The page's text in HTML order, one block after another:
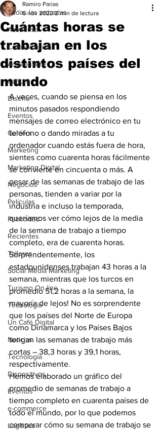
Todas las entradas
Academia
Comunicación
AndeanWire
Cultura
Diseño
Eventos
Gamers
Marketing
Marketing Digital
Negocios
Películas
Publicidad
Recientes
Talleres
Social Media Marketing
Turismo On line
Tecnología
Un Café Digital
Noticias
Tecnología
Dispositivos
Eventos
e-commerce
Logística
Cuántas horas se
trabajan en los
distintos países del
mundo
Ramiro Parias
6 nov 2022 2 min de lectura
A veces, cuando se piensa en los
minutos pasados ​​respondiendo
mensajes de correo electrónico en tu
teléfono o dando miradas a tu
ordenador cuando estás fuera de hora,
sientes como cuarenta horas fácilmente
se convierte en cincuenta o más. A
pesar de las semanas de trabajo de las
personas, tienden a variar por la
industria e incluso la temporada,
queríamos ver cómo lejos de la media
de la semana de trabajo a tiempo
completo, era de cuarenta horas.
Sorprendentemente, los
estadounidenses trabajan 43 horas a la
semana, mientras que los turcos en
promedio 51,2 horas a la semana, la
mayoría de lejos! No es sorprendente
que los países del Norte de Europa
como Dinamarca y los Países Bajos
tengan las semanas de trabajo más
cortas – 38,3 horas y 39,1 horas,
respectivamente.
Hemos elaborado un gráfico del
promedio de semanas de trabajo a
tiempo completo en cuarenta países de
todo el mundo, por lo que podemos
comparar cómo su semana de trabajo se